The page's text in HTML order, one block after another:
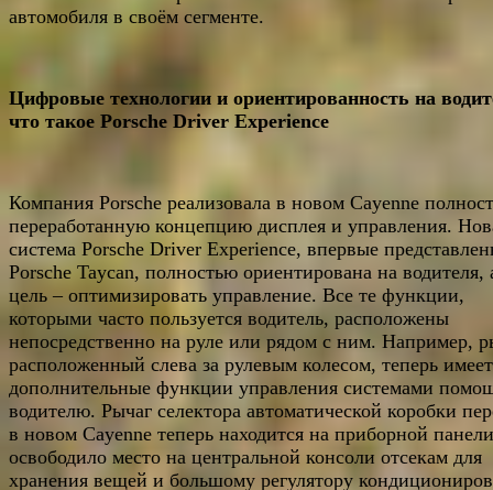
автомобиля в своём сегменте.
Цифровые технологии и ориентированность на
что такое Porsche Driver Experience
Компания Porsche реализовала в новом Cayenne
переработанную концепцию дисплея и управления.
система Porsche Driver Experience, впервые
Porsche Taycan, полностью ориентирована на водителя,
цель – оптимизировать управление. Все те функции,
которыми часто пользуется водитель, расположены
непосредственно на руле или рядом с ним. Например,
расположенный слева за рулевым колесом, теперь имеет
дополнительные функции управления системами
водителю. Рычаг селектора автоматической коробки
в новом Cayenne теперь находится на приборной
освободило место на центральной консоли отсекам для
хранения вещей и большому регулятору